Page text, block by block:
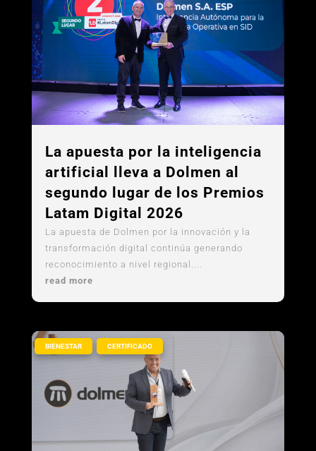
La apuesta por la inteligencia
artificial lleva a Dolmen al
segundo lugar de los Premios
Latam Digital 2026
La apuesta de Dolmen por la innovación y la
transformación digital continúa generando
reconocimiento a nivel regional....
read more
BIENESTAR CERTIFICADO